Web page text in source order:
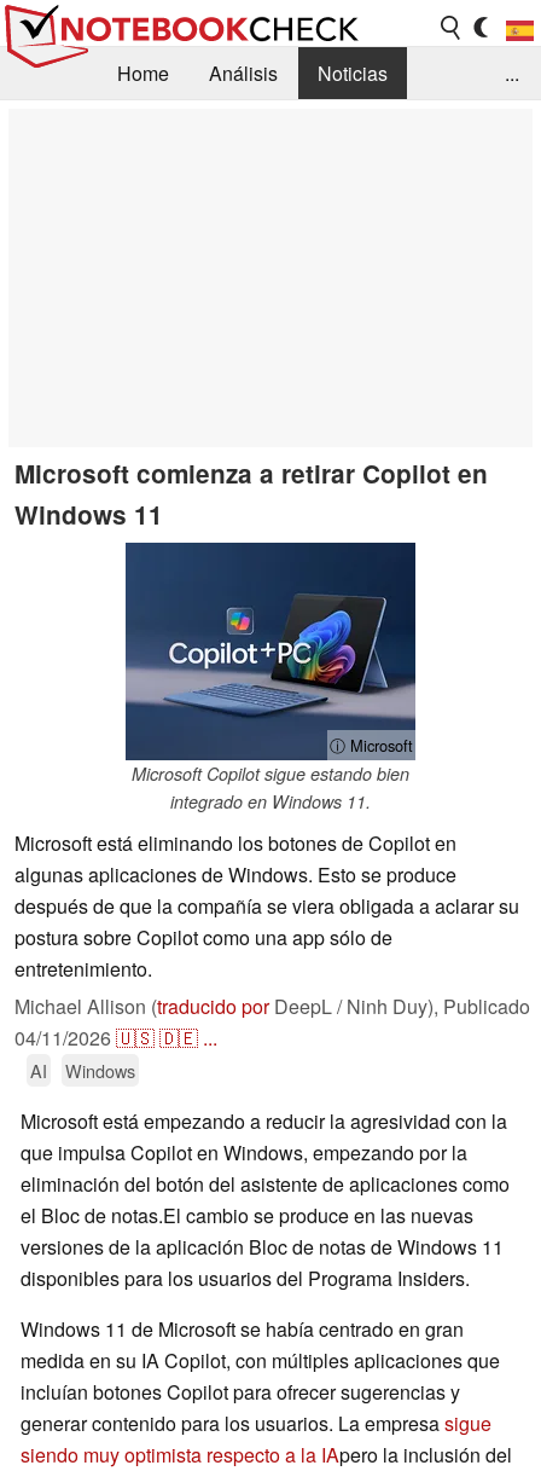
Home Análisis
Noticias
...
Microsoft comienza a retirar Copilot en
Windows 11
ⓘ Microsoft
Microsoft Copilot sigue estando bien
integrado en Windows 11.
Microsoft está eliminando los botones de Copilot en
algunas aplicaciones de Windows. Esto se produce
después de que la compañía se viera obligada a aclarar su
postura sobre Copilot como una app sólo de
entretenimiento.
Michael Allison (traducido porDeepL / Ninh Duy), Publicado
04/11/2026🇺🇸🇩🇪 ...
AI Windows
Microsoft está empezando a reducir la agresividad con la
que impulsa Copilot en Windows, empezando por la
eliminación del botón del asistente de aplicaciones como
el Bloc de notas.El cambio se produce en las nuevas
versiones de la aplicación Bloc de notas de Windows 11
disponibles para los usuarios del Programa Insiders.
Windows 11 de Microsoft se había centrado en gran
medida en su IA Copilot, con múltiples aplicaciones que
incluían botones Copilot para ofrecer sugerencias y
generar contenido para los usuarios. La empresasigue
siendo muy optimista respecto a la IApero la inclusión del